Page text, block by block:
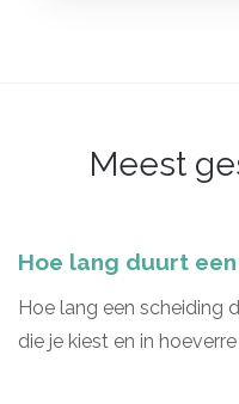
Meest
Hoe lang duurt
Hoe lang een scheiding
die je kiest en in